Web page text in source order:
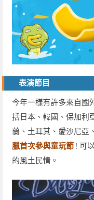
表演節目
今年一樣有許多來自國
括日本、韓國、保加利
蘭、土耳其、愛沙尼亞
臘首次參與童玩節 ! 可
的風土民情。